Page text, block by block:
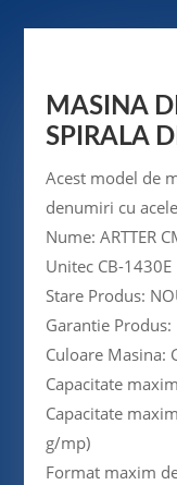
MASINA
SPIRALA
Acest model de
denumiri cu
Nume: ARTTER
Unitec CB-1430E
Stare Produs:
Garantie
Culoare Masina:
Capacitate
Capacitate
g/mp)
Format maxim